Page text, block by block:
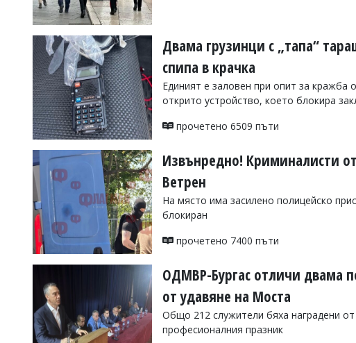
Двама грузинци с „тапа“
спипа в крачка
Единият е заловен при опит за кражба
открито устройство, което блокира
прочетено 6509 пъти
Извънредно! Криминалисти
Ветрен
На място има засилено полицейско
блокиран
прочетено 7400 пъти
ОДМВР-Бургас отличи двама
от удавяне на Моста
Общо 212 служители бяха наградени
професионалния празник